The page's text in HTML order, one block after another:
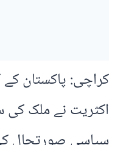
کراچی: پاکستان کے
اکثریت نے ملک کی